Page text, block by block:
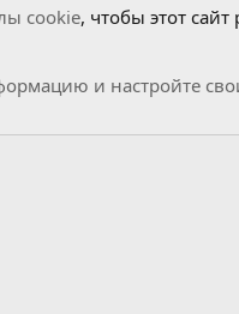
cookie, чтобы этот
и настройте